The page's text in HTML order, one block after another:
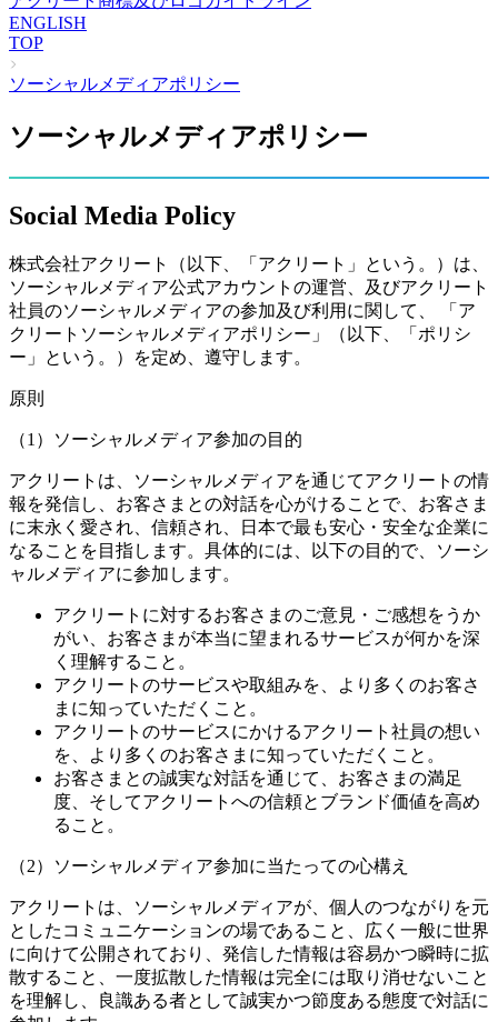
ENGLISH
TOP
ソーシャルメディアポリシー
ソーシャルメディアポリシー
Social Media Policy
株式会社アクリート（以下、「アクリート」という。）は、
ソーシャルメディア公式アカウントの運営、及びアクリート
社員のソーシャルメディアの参加及び利用に関して、 「ア
クリートソーシャルメディアポリシー」（以下、「ポリシ
ー」という。）を定め、遵守します。
原則
（1）ソーシャルメディア参加の目的
アクリートは、ソーシャルメディアを通じてアクリートの情
報を発信し、お客さまとの対話を心がけることで、お客さま
に末永く愛され、信頼され、日本で最も安心・安全な企業に
なることを目指します。具体的には、以下の目的で、ソーシ
ャルメディアに参加します。
アクリートに対するお客さまのご意見・ご感想をうか
がい、お客さまが本当に望まれるサービスが何かを深
く理解すること。
アクリートのサービスや取組みを、より多くのお客さ
まに知っていただくこと。
アクリートのサービスにかけるアクリート社員の想い
を、より多くのお客さまに知っていただくこと。
お客さまとの誠実な対話を通じて、お客さまの満足
度、そしてアクリートへの信頼とブランド価値を高め
ること。
（2）ソーシャルメディア参加に当たっての心構え
アクリートは、ソーシャルメディアが、個人のつながりを元
としたコミュニケーションの場であること、広く一般に世界
に向けて公開されており、発信した情報は容易かつ瞬時に拡
散すること、一度拡散した情報は完全には取り消せないこと
を理解し、良識ある者として誠実かつ節度ある態度で対話に